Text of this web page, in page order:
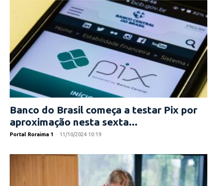
Banco do Brasil começa a testar Pix por
aproximação nesta sexta...
Portal Roraima 1 - 11/10/2024 10:19